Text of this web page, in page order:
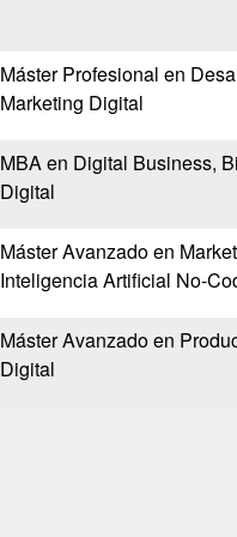
Máster Profesional en
Marketing Digital
MBA en Digital Business,
Digital
Máster Avanzado en
Inteligencia Artificial No-
Máster Avanzado en
Digital